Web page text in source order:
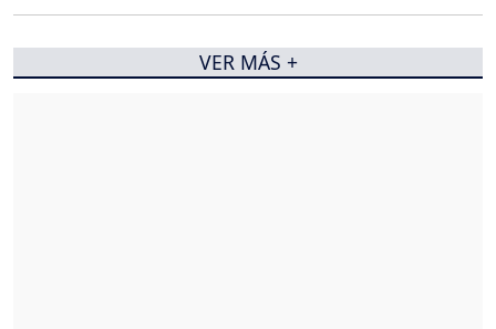
VER MÁS +